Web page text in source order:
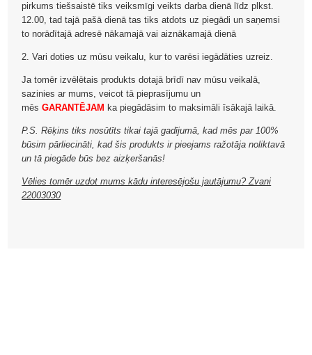
pirkums tiešsaistē tiks veiksmīgi veikts darba dienā līdz plkst.
12.00, tad tajā pašā dienā tas tiks atdots uz piegādi un saņemsi
to norādītajā adresē nākamajā vai aiznākamajā dienā
2. Vari doties uz mūsu veikalu, kur to varēsi iegādāties uzreiz.
Ja tomēr izvēlētais produkts dotajā brīdī nav mūsu veikalā,
sazinies ar mums, veicot tā pieprasījumu un
mēsGARANTĒJAM ka piegādāsim to maksimāli īsākajā laikā.
P.S. Rēķins tiks nosūtīts tikai tajā gadījumā, kad mēs par 100%
būsim pārliecināti, kad šis produkts ir pieejams ražotāja noliktavā
un tā piegāde būs bez aizķeršanās!
Vēlies tomēr uzdot mums kādu interesējošu jautājumu? Zvani
22003030